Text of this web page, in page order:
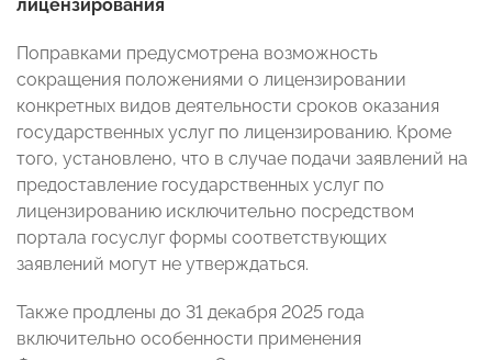
лицензирования
Поправками предусмотрена возможность
сокращения положениями о лицензировании
конкретных видов деятельности сроков оказания
государственных услуг по лицензированию. Кроме
того, установлено, что в случае подачи заявлений на
предоставление государственных услуг по
лицензированию исключительно посредством
портала госуслуг формы соответствующих
заявлений могут не утверждаться.
Также продлены до 31 декабря 2025 года
включительно особенности применения